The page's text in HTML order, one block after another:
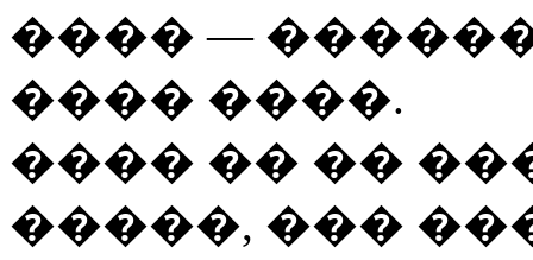
���� —
���� ����.
���� �� ��
�����, ���